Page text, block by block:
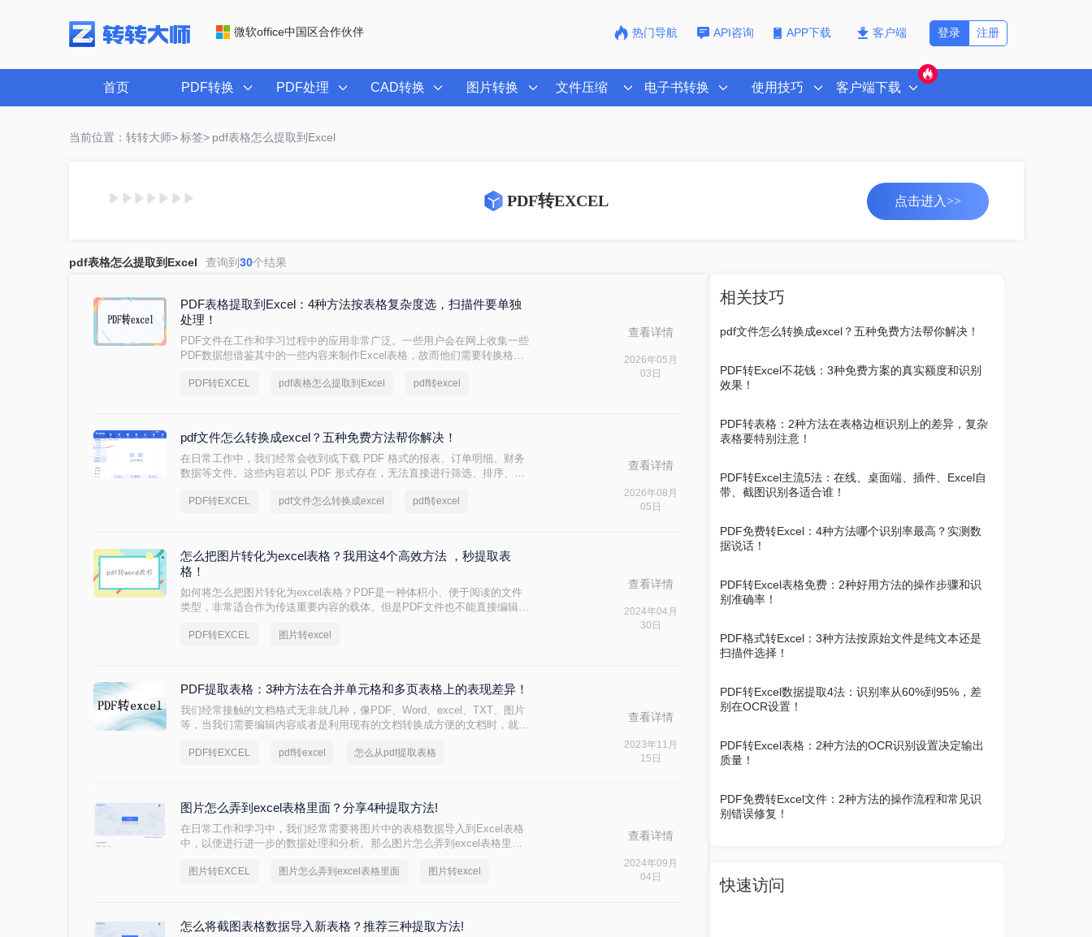
微软office中国区合作伙伴 热门导航 API咨询 APP下载 客户端 注册
登录
首页 PDF转换 PDF处理 CAD转换 图片转换 文件压缩 电子书转换 使用技巧 客户端下载
当前位置：转转大师> 标签> pdf表格怎么提取到Excel
PDF转EXCEL 点击进入>>
pdf表格怎么提取到Excel 查询到 30个结果
PDF表格提取到Excel：4种方法按表格复杂度选，扫描件要单独
处理！
PDF文件在工作和学习过程中的应用非常广泛。一些用户会在网上收集一些
PDF数据想借鉴其中的一些内容来制作Excel表格，故而他们需要转换格
法。
PDF转EXCEL pdf表格怎么提取到Excel pdf转excel
查看详情
2026年05月
03日
pdf文件怎么转换成excel？五种免费方法帮你解决！
在日常工作中，我们经常会收到或下载 PDF 格式的报表、订单明细、财务
数据等文件。这些内容若以 PDF 形式存在，无法直接进行筛选、排序、公
释放数据价值的必要步骤。那么PDF 文件怎么转换成 Excel呢？本文从转换
PDF转EXCEL pdf文件怎么转换成excel pdf转excel
查看详情
2026年08月
05日
怎么把图片转化为excel表格？我用这4个高效方法 ，秒提取表
格！
如何将怎么把图片转化为excel表格？PDF是一种体积小、便于阅读的文件
类型，非常适合作为传送重要内容的载体。但是PDF文件也不能直接编辑，
Word？接下来小编就来介绍一下PDF转Word的一些方法。
PDF转EXCEL 图片转excel
查看详情
2024年04月
30日
PDF提取表格：3种方法在合并单元格和多页表格上的表现差异！
我们经常接触的文档格式无非就几种，像PDF、Word、excel、TXT、图片
等，当我们需要编辑内容或者是利用现有的文档转换成方便的文档时，就会
吗？下面一起来看看吧。
PDF转EXCEL pdf转excel 怎么从pdf提取表格
查看详情
2023年11月
15日
图片怎么弄到excel表格里面？分享4种提取方法!
在日常工作和学习中，我们经常需要将图片中的表格数据导入到Excel表格
中，以便进行进一步的数据处理和分析。那么图片怎么弄到excel表格里面
效地完成这一任务。
图片转EXCEL 图片怎么弄到excel表格里面 图片转excel
查看详情
2024年09月
04日
怎么将截图表格数据导入新表格？推荐三种提取方法!
相关技巧
pdf文件怎么转换成excel？五种免费方法帮你解决！
PDF转Excel不花钱：3种免费方案的真实额度和识别
效果！
PDF转表格：2种方法在表格边框识别上的差异，复杂
表格要特别注意！
PDF转Excel主流5法：在线、桌面端、插件、Excel自
带、截图识别各适合谁！
PDF免费转Excel：4种方法哪个识别率最高？实测数
据说话！
PDF转Excel表格免费：2种好用方法的操作步骤和识
别准确率！
PDF格式转Excel：3种方法按原始文件是纯文本还是
扫描件选择！
PDF转Excel数据提取4法：识别率从60%到95%，差
别在OCR设置！
PDF转Excel表格：2种方法的OCR识别设置决定输出
质量！
PDF免费转Excel文件：2种方法的操作流程和常见识
别错误修复！
快速访问